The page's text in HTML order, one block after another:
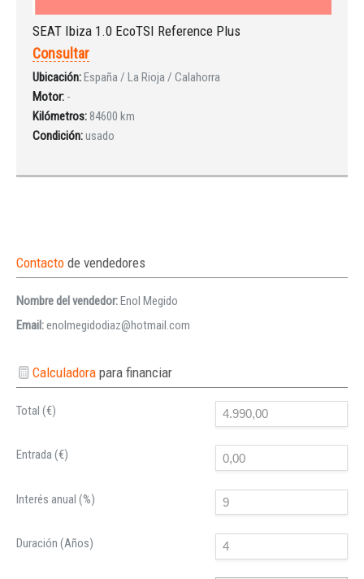
SEAT Ibiza 1.0 EcoTSI Reference Plus
Consultar
Ubicación:España / La Rioja / Calahorra
Motor: -
Kilómetros: 84600 km
Condición:usado
Contacto de vendedores
Nombre del vendedor:Enol Megido
Email:enolmegidodiaz@hotmail.com
Calculadorapara financiar
Total (€)
Entrada (€)
Interés anual (%)
Duración (Años)